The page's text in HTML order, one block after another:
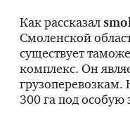
Как рассказал
Смоленской
существует
комплекс. Он
грузоперевозкам.
300 га под